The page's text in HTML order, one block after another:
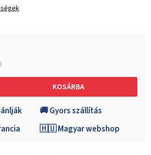
KOSÁRBA
🚚 Gyors szállítás
🇭🇺 Magyar webshop